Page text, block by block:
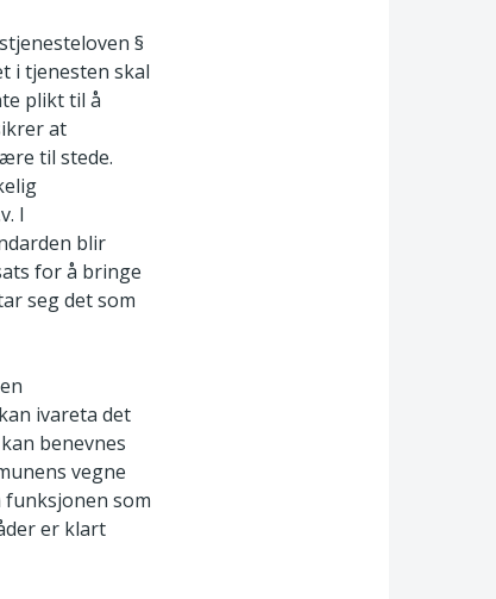
§
i tjenesten skal
plikt til å
at
til stede.
I
blir
for å bringe
seg det som
ivareta det
benevnes
vegne
funksjonen som
er klart